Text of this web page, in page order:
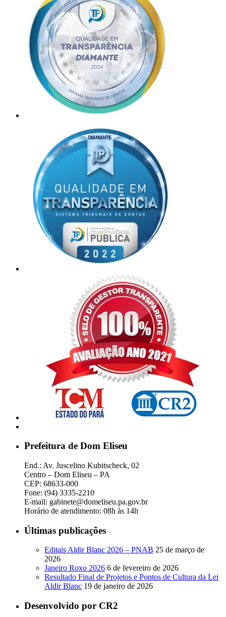
Prefeitura de Dom Eliseu
End.: Av. Juscelino Kubitscheck, 02
Centro – Dom Eliseu – PA
CEP: 68633-000
Fone: (94) 3335-2210
E-mail: gabinete@domeliseu.pa.gov.br
Horário de atendimento: 08h às 14h
Últimas publicações
Editais Aldir Blanc 2026 – PNAB 25 de março de
2026
Janeiro Roxo 2026 6 de fevereiro de 2026
Resultado Final de Projetos e Pontos de Cultura da Lei
Aldir Blanc 19 de janeiro de 2026
Desenvolvido por CR2